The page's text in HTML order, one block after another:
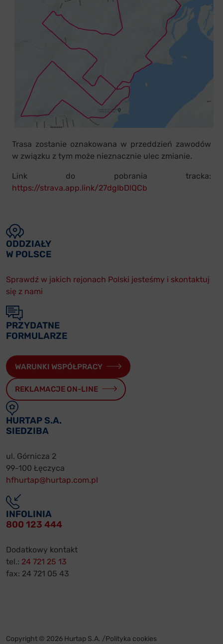
Trasa zostanie oznakowana w przeddzień zawodów
w związku z tym może nieznacznie ulec zmianie.
Link do pobrania tracka:
https://strava.app.link/27dgIbDlQCb
ODDZIAŁY
W POLSCE
Sprawdź w jakich rejonach Polski jesteśmy i skontaktuj
się z nami
PRZYDATNE
FORMULARZE
WARUNKI WSPÓŁPRACY
REKLAMACJE ON-LINE
HURTAP S.A.
SIEDZIBA
ul. Górnicza 2
99-100 Łęczyca
hfhurtap@hurtap.com.pl
INFOLINIA
800 123 444
Dodatkowy kontakt
tel.: 24 721 25 13
fax: 24 721 05 43
Copyright © 2026 Hurtap S.A. /Polityka cookies